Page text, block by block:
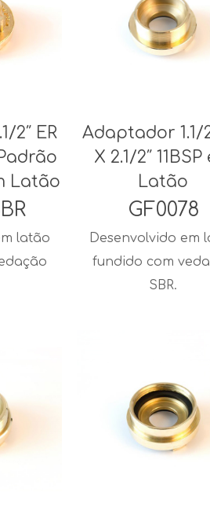
2″ ER
Latão
latão
Adaptador 1.1/
X 2.1/2″ 11BSP
Latão
GF0078
Desenvolvido em
fundido com
SBR.